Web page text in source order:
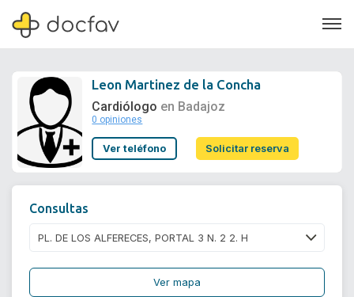
Soporte
Leon Martinez de la Concha
Cardiólogo en Badajoz
0 opiniones
Ver teléfono Solicitar reserva
Consultas
Ver mapa